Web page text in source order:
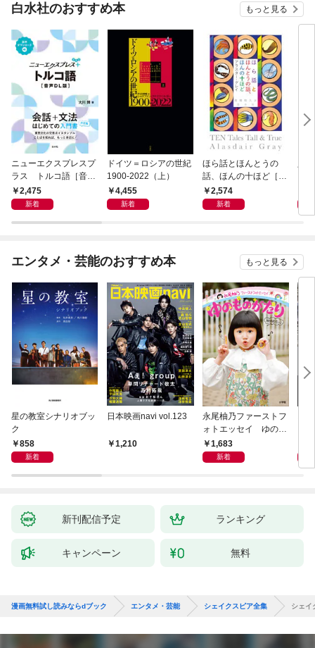
白水社のおすすめ本 もっと見る
ニューエクスプレスプ
ラス トルコ語［音声
DL版］
2,475
新着
ドイツ＝ロシアの世紀
1900-2022（上）
4,455
新着
ほら話とほんとうの
話、ほんの十ほど［新
装版］
2,574
新着
エンタメ・芸能のおすすめ本 もっと見る
星の教室シナリオブッ
ク
858
新着
日本映画navi vol.123
1,210
永尾柚乃ファーストフ
ォトエッセイ ゆのも
のがたり
1,683
新着
版
新刊配信予定 ランキング
キャンペーン 無料
漫画無料試し読みならdブック エンタメ・芸能 シェイクスピア全集 シェイ